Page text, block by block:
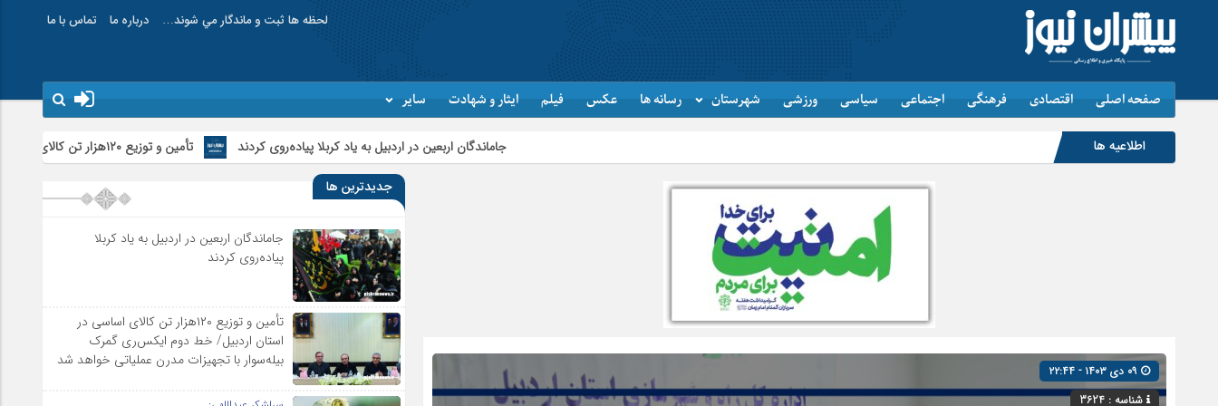
لحظه ها ثبت و ماندگار مي شوند… درباره ما تماس با ما
صفحه اصلی اقتصادی فرهنگی اجتماعی سیاسی ورزشی شهرستان رسانه ها عکس فیلم ایثار و شهادت سایر
اطلاعیه ها جاماندگان اربعین در اردبیل به یاد کربلا پیاده‌روی کردند تأمین و توزیع ۱۲۰هزار تن کالای اساسی در استان اردبیل/ خط دوم ایکس‌ری گمرک بیله‌سوار با تجهیزات مدرن عملیاتی خواهد شد
شناسه : 3624
جدیدترین ها
جاماندگان اربعین در اردبیل به یاد کربلا
پیاده‌روی کردند
تأمین و توزیع ۱۲۰هزار تن کالای اساسی در
استان اردبیل/ خط دوم ایکس‌ری گمرک
بیله‌سوار با تجهیزات مدرن عملیاتی خواهد شد